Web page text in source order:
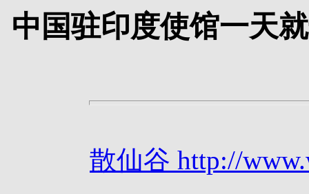
中国驻印度使馆一天
散仙谷 http://